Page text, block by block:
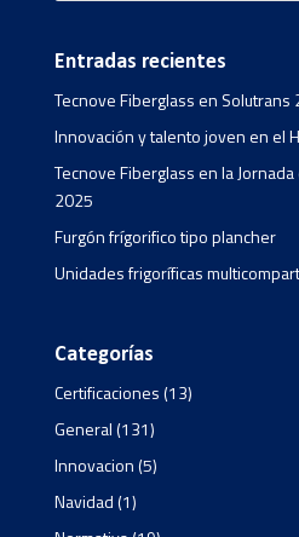
Entradas recientes
Tecnove Fiberglass en Solutrans
Innovación y talento joven en el
Tecnove Fiberglass en la
2025
Furgón frígorifico tipo plancher
Unidades frigoríficas
Categorías
Certificaciones(13)
General(131)
Innovacion(5)
Navidad(1)